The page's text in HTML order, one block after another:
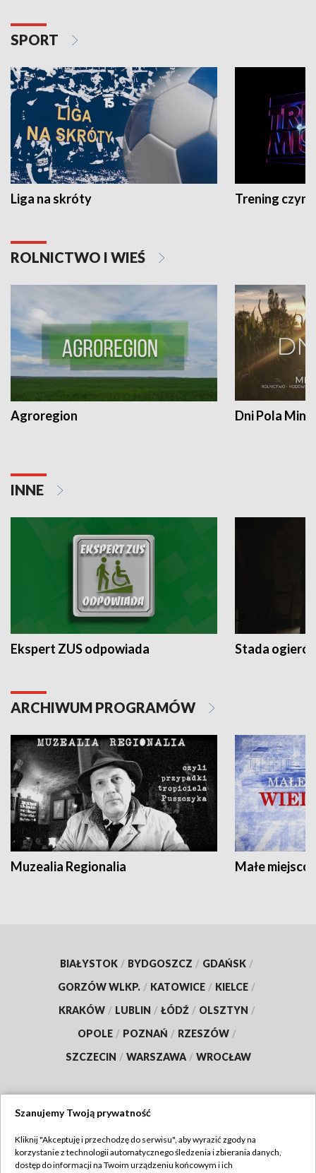
SPORT
Liga na skróty Trening czyni
ROLNICTWO I WIEŚ
Agroregion Dni Pola
INNE
Ekspert ZUS odpowiada Stada
ARCHIWUM PROGRAMÓW
Muzealia Regionalia Małe
BIAŁYSTOK / BYDGOSZCZ / GDAŃSK /
GORZÓW WLKP. / KATOWICE / KIELCE /
KRAKÓW / LUBLIN / ŁÓDŹ / OLSZTYN /
OPOLE / POZNAŃ / RZESZÓW /
SZCZECIN / WARSZAWA / WROCŁAW
TVP
Szanujemy Twoją prywatność
Kliknij "Akceptuję i przechodzę do serwisu", aby wyrazić zgody na
korzystanie z technologii automatycznego śledzenia i zbierania danych,
dostęp do informacji na Twoim urządzeniu końcowym i ich